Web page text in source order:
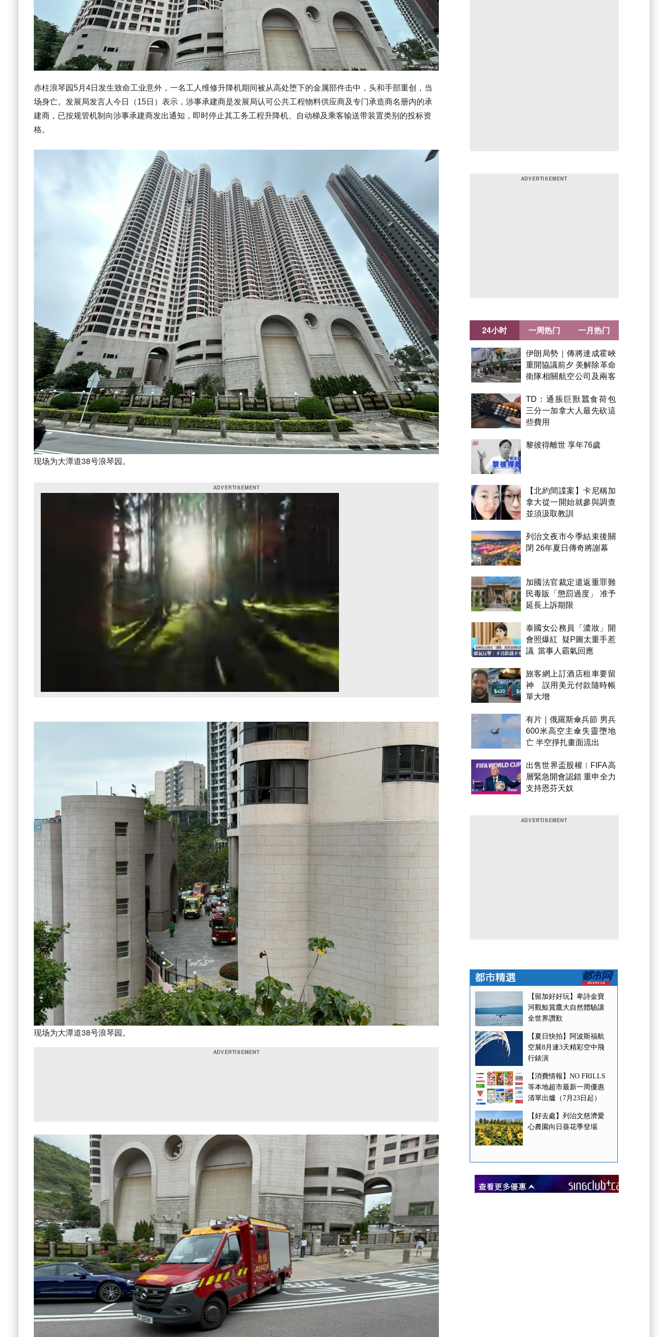
赤柱浪琴园5月4日发生致命工业意外，一名工人维修升降机期间被从高处堕下的金属部件击中，头和手部重创，当
场身亡。发展局发言人今日（15日）表示，涉事承建商是发展局认可公共工程物料供应商及专门承造商名册内的承
建商，已按规管机制向涉事承建商发出通知，即时停止其工务工程升降机、自动梯及乘客输送带装置类别的投标资
格。
现场为大潭道38号浪琴园。
现场为大潭道38号浪琴园。
24小时
伊朗局勢｜傳將達成霍峽
重開協議前夕 美解除革命
衛隊相關航空公司及兩客
TD：通脹巨獸蠶食荷包
三分一加拿大人最先砍這
些費用
黎彼得離世 享年76歲
【北約間諜案】卡尼稱加
拿大從一開始就參與調查
並須汲取教訓
列治文夜市今季結束後關
閉 26年夏日傳奇將謝幕
加國法官裁定遣返重罪難
民毒販「懲罰過度」 准予
延長上訴期限
泰國女公務員「濃妝」開
會照爆紅 疑P圖太重手惹
議 當事人霸氣回應
旅客網上訂酒店租車要留
神 誤用美元付款隨時帳
單大增
有片｜俄羅斯傘兵節 男兵
600米高空主傘失靈墮地
亡 半空掙扎畫面流出
出售世界盃股權︱FIFA高
層緊急開會認錯 重申全力
支持恩芬天奴
一周热门 一月热门